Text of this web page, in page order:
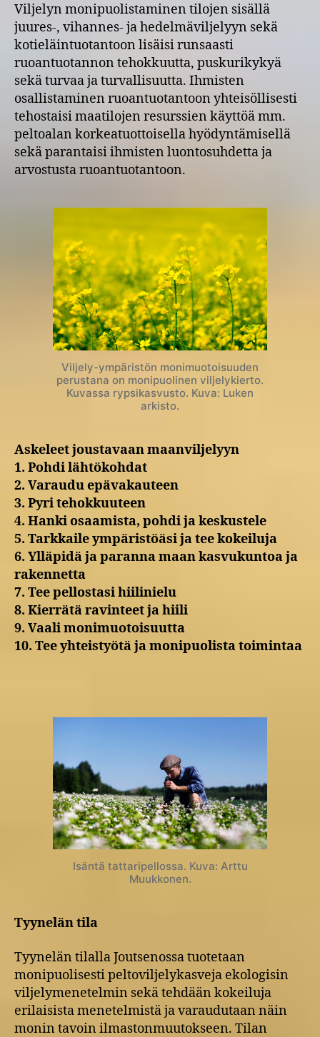
Viljelyn monipuolistaminen tilojen sisällä
juures-, vihannes- ja hedelmäviljelyyn sekä
kotieläintuotantoon lisäisi runsaasti
ruoantuotannon tehokkuutta, puskurikykyä
sekä turvaa ja turvallisuutta. Ihmisten
osallistaminen ruoantuotantoon yhteisöllisesti
tehostaisi maatilojen resurssien käyttöä mm.
peltoalan korkeatuottoisella hyödyntämisellä
sekä parantaisi ihmisten luontosuhdetta ja
arvostusta ruoantuotantoon.
Viljely-ympäristön monimuotoisuuden
perustana on monipuolinen viljelykierto.
Kuvassa rypsikasvusto. Kuva: Luken
arkisto.
Askeleet joustavaan maanviljelyyn
1. Pohdi lähtökohdat
2. Varaudu epävakauteen
3. Pyri tehokkuuteen
4. Hanki osaamista, pohdi ja keskustele
5. Tarkkaile ympäristöäsi ja tee kokeiluja
6. Ylläpidä ja paranna maan kasvukuntoa ja
rakennetta
7. Tee pellostasi hiilinielu
8. Kierrätä ravinteet ja hiili
9. Vaali monimuotoisuutta
10. Tee yhteistyötä ja monipuolista toimintaa
Isäntä tattaripellossa. Kuva: Arttu
Muukkonen.
Tyynelän tila
Tyynelän tilalla Joutsenossa tuotetaan
monipuolisesti peltoviljelykasveja ekologisin
viljelymenetelmin sekä tehdään kokeiluja
erilaisista menetelmistä ja varaudutaan näin
monin tavoin ilmastonmuutokseen. Tilan